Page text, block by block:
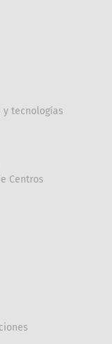
y tecnologías
Centros